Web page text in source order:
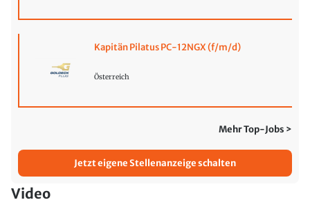
Kapitän Pilatus PC-12NGX (f/m/d)
Österreich
Mehr Top-Jobs >
Jetzt eigene Stellenanzeige schalten
Video